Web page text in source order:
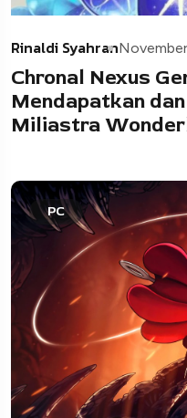
Rinaldi Syahran
Chronal Nexus
Mendapatkan
Miliastra
PC